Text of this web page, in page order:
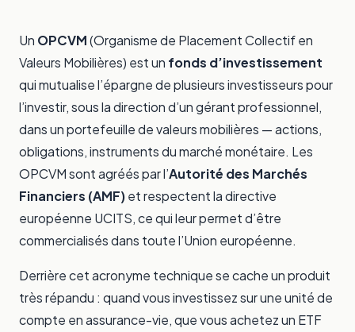
Un OPCVM(Organisme de Placement Collectif en
Valeurs Mobilières) est un fonds d’investissement
qui mutualise l’épargne de plusieurs investisseurs pour
l’investir, sous la direction d’un gérant professionnel,
dans un portefeuille de valeurs mobilières — actions,
obligations, instruments du marché monétaire. Les
OPCVM sont agréés par l’Autorité des Marchés
Financiers (AMF)et respectent la directive
européenne UCITS, ce qui leur permet d’être
commercialisés dans toute l’Union européenne.
Derrière cet acronyme technique se cache un produit
très répandu : quand vous investissez sur une unité de
compte en assurance-vie, que vous achetez un ETF